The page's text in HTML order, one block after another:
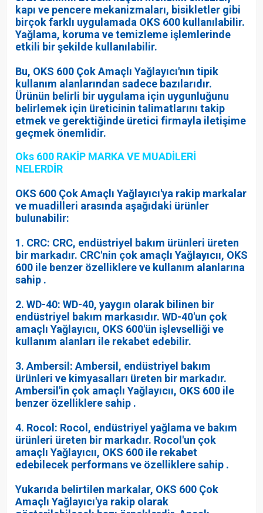
kapı ve pencere mekanizmaları, bisikletler gibi
birçok farklı uygulamada OKS 600 kullanılabilir.
Yağlama, koruma ve temizleme işlemlerinde
etkili bir şekilde kullanılabilir.
Bu, OKS 600 Çok Amaçlı Yağlayıcı'nın tipik
kullanım alanlarından sadece bazılarıdır.
Ürünün belirli bir uygulama için uygunluğunu
belirlemek için üreticinin talimatlarını takip
etmek ve gerektiğinde üretici firmayla iletişime
geçmek önemlidir.
Oks 600 RAKİP MARKA VE MUADİLERİ
NELERDİR
OKS 600 Çok Amaçlı Yağlayıcı'ya rakip markalar
ve muadilleri arasında aşağıdaki ürünler
bulunabilir:
1. CRC: CRC, endüstriyel bakım ürünleri üreten
bir markadır. CRC'nin çok amaçlı Yağlayıcıı, OKS
600 ile benzer özelliklere ve kullanım alanlarına
sahip .
2. WD-40: WD-40, yaygın olarak bilinen bir
endüstriyel bakım markasıdır. WD-40'un çok
amaçlı Yağlayıcıı, OKS 600'ün işlevselliği ve
kullanım alanları ile rekabet edebilir.
3. Ambersil: Ambersil, endüstriyel bakım
ürünleri ve kimyasalları üreten bir markadır.
Ambersil'in çok amaçlı Yağlayıcıı, OKS 600 ile
benzer özelliklere sahip .
4. Rocol: Rocol, endüstriyel yağlama ve bakım
ürünleri üreten bir markadır. Rocol'un çok
amaçlı Yağlayıcıı, OKS 600 ile rekabet
edebilecek performans ve özelliklere sahip .
Yukarıda belirtilen markalar, OKS 600 Çok
Amaçlı Yağlayıcı'ya rakip olarak